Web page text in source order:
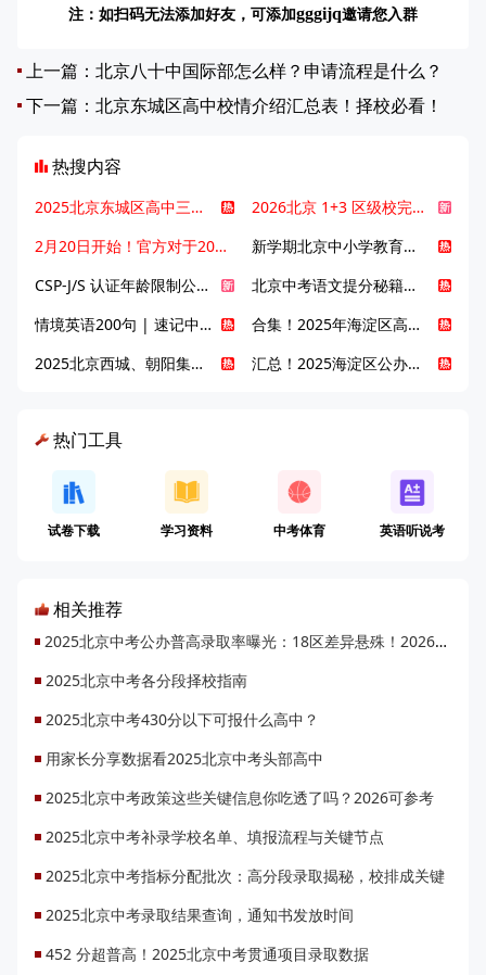
注：如扫码无法添加好友，可添加gggijq邀请您入群
上一篇： 北京八十中国际部怎么样？申请流程是什么？
下一篇： 北京东城区高中校情介绍汇总表！择校必看！
热搜内容
2025北京东城区高中三大梯队高中有哪些？录取分数线是多少？
2026北京 1+3 区级校完整名单发布，13549 个名额该如何规划报考？
2月20日开始！官方对于2025年北京市中招体检问题解答！
新学期北京中小学教育八大变化全解析：学位、政策、教学等方面迎新变革
CSP-J/S 认证年龄限制公告发布，新规即日起实施！
北京中考语文提分秘籍！攻克 5000 易混易错字
情境英语200句 | 速记中考英语1600词
合集！2025年海淀区高中校情介绍
2025北京西城、朝阳集团校直升新动态
汇总！2025海淀区公办高中校情全解
热门工具
试卷下载 学习资料 中考体育 英语听说考
相关推荐
2025北京中考公办普高录取率曝光：18区差异悬殊！2026升学机会将增1.48万
2025北京中考各分段择校指南
2025北京中考430分以下可报什么高中？
用家长分享数据看2025北京中考头部高中
2025北京中考政策这些关键信息你吃透了吗？2026可参考
2025北京中考补录学校名单、填报流程与关键节点
2025北京中考指标分配批次：高分段录取揭秘，校排成关键
2025北京中考录取结果查询，通知书发放时间
452 分超普高！2025北京中考贯通项目录取数据